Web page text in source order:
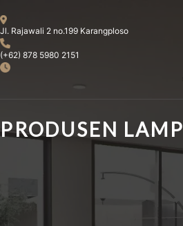
to
content
Jl. Rajawali 2 no.199 Karangploso
(+62) 878 5980 2151
PRODUSEN